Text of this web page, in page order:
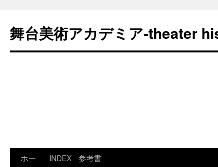
舞台美術アカデミア-theater
ホー
INDEX
参考書